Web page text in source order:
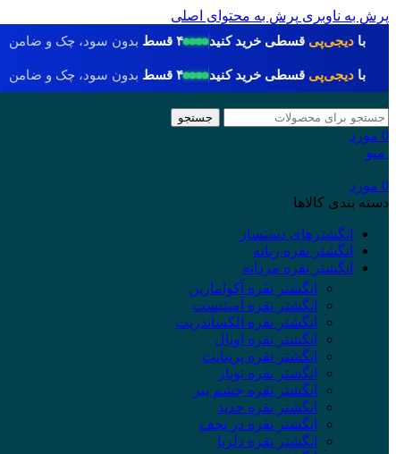
پرش به ناوبری پرش به محتوای اصلی
با دیجی‌پی قسطی خرید کنید ۴ قسط بدون سود، چک و ضامن
با دیجی‌پی قسطی خرید کنید ۴ قسط بدون سود، چک و ضامن
جستجو
0 مورد
منو
0 مورد
دسته بندی کالاها
انگشترهای دستساز
انگشتر نقره زنانه
انگشتر نقره مردانه
انگشتر نقره آکوامارین
انگشتر نقره آمیتیست
انگشتر نقره الکساندریت
انگشتر نقره اوپال
انگشتر نقره پرینایت
انگشتر نقره توپاز
انگشتر نقره چشم ببر
انگشتر نقره حدید
انگشتر نقره در نجف
انگشتر نقره دلربا